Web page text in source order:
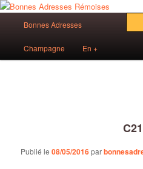
Aller
contenu
principalBonnes Adresses
Des bonnes adresses sur Reims!
principal
Bonnes Adresses
Champagne En +
Publié le08/05/2016par